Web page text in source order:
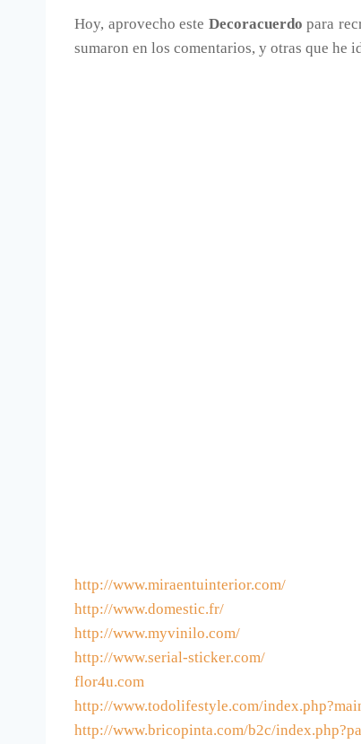
Hoy, aprovecho este Decoracuerdo para
sumaron en los comentarios, y otras que he
http://www.miraentuinterior.com/
http://www.domestic.fr/
http://www.myvinilo.com/
http://www.serial-sticker.com/
flor4u.com
http://www.todolifestyle.com/
http://www.bricopinta.com/b2c/